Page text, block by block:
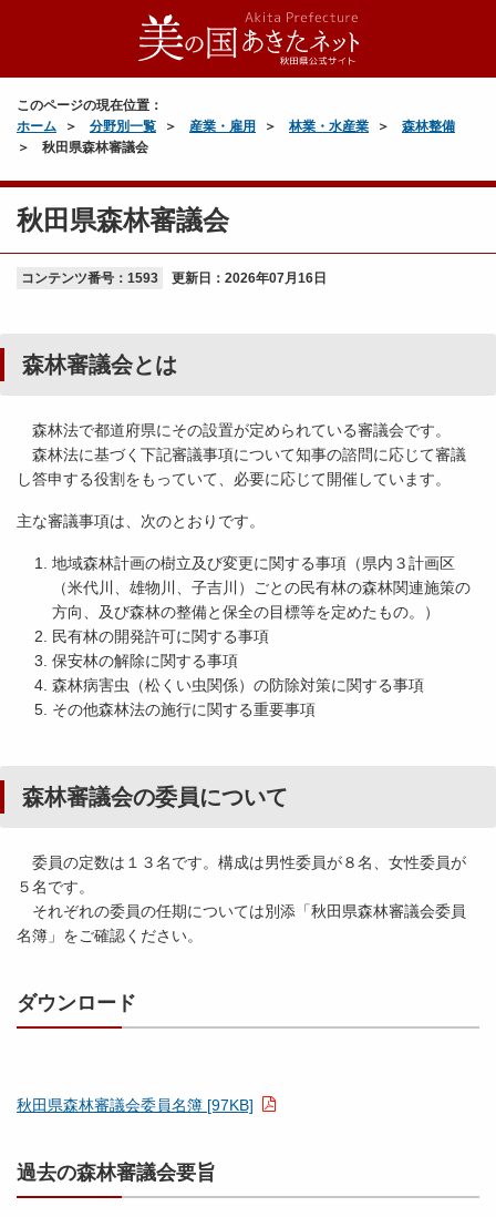
このページの現在位置：
ホーム
分野別一覧 産業・雇用 林業・水産業
森林整備
秋田県森林審議会
秋田県森林審議会
コンテンツ番号：1593 更新日： 2026年07月16日
森林審議会とは
森林法で都道府県にその設置が定められている審議会です。
森林法に基づく下記審議事項について知事の諮問に応じて審議
し答申する役割をもっていて、必要に応じて開催しています。
主な審議事項は、次のとおりです。
地域森林計画の樹立及び変更に関する事項（県内３計画区
（米代川、雄物川、子吉川）ごとの民有林の森林関連施策の
方向、及び森林の整備と保全の目標等を定めたもの。）
民有林の開発許可に関する事項
保安林の解除に関する事項
森林病害虫（松くい虫関係）の防除対策に関する事項
その他森林法の施行に関する重要事項
森林審議会の委員について
委員の定数は１３名です。構成は男性委員が８名、女性委員が
５名です。
それぞれの委員の任期については別添「秋田県森林審議会委員
名簿」をご確認ください。
ダウンロード
秋田県森林審議会委員名簿 [97KB]
過去の森林審議会要旨